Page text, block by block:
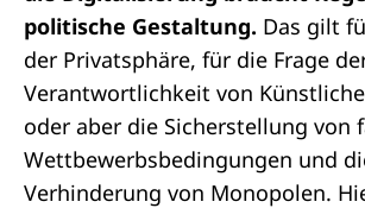
politische Gestaltung. Das gilt
der Privatsphäre, für die Frage
Verantwortlichkeit von
oder aber die Sicherstellung von
Wettbewerbsbedingungen und
Verhinderung von Monopolen.